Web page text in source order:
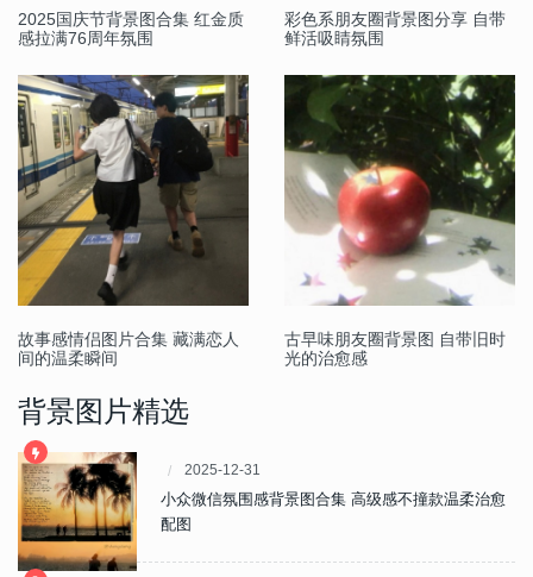
2025国庆节背景图合集 红金质
感拉满76周年氛围
彩色系朋友圈背景图分享 自带
鲜活吸睛氛围
故事感情侣图片合集 藏满恋人
间的温柔瞬间
古早味朋友圈背景图 自带旧时
光的治愈感
背景图片精选
2025-12-31
小众微信氛围感背景图合集 高级感不撞款温柔治愈
配图